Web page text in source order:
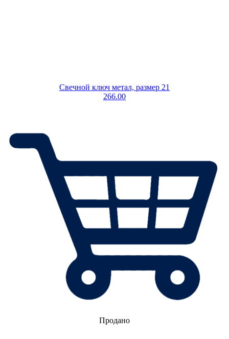
Свечной ключ метал, размер 21
266.00
Продано